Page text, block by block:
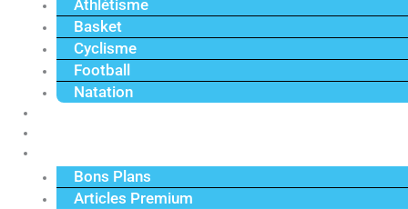
Athlétisme
Basket
Cyclisme
Football
Natation
Bons Plans
Articles Premium